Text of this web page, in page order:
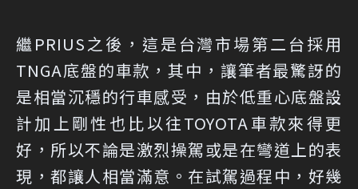
繼PRIUS之後，這是台灣市場第二台採用
TNGA底盤的車款，其中，讓筆者最驚訝的
是相當沉穩的行車感受，由於低重心底盤設
計加上剛性也比以往TOYOTA車款來得更
好，所以不論是激烈操駕或是在彎道上的表
現，都讓人相當滿意。在試駕過程中，好幾